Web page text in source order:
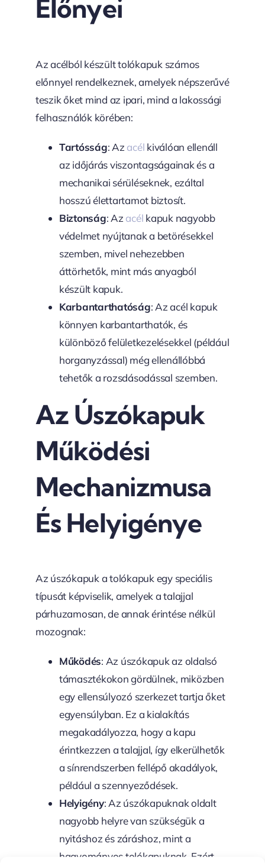
Előnyei
Az acélból készült tolókapuk számos
előnnyel rendelkeznek, amelyek népszerűvé
teszik őket mind az ipari, mind a lakossági
felhasználók körében:
Tartósság: Az acél kiválóan ellenáll
az időjárás viszontagságainak és a
mechanikai sérüléseknek, ezáltal
hosszú élettartamot biztosít.
Biztonság: Az acél kapuk nagyobb
védelmet nyújtanak a betörésekkel
szemben, mivel nehezebben
áttörhetők, mint más anyagból
készült kapuk.
Karbantarthatóság: Az acél kapuk
könnyen karbantarthatók, és
különböző felületkezelésekkel (például
horganyzással) még ellenállóbbá
tehetők a rozsdásodással szemben.
Az Úszókapuk
Működési
Mechanizmusa
És Helyigénye
Az úszókapuk a tolókapuk egy speciális
típusát képviselik, amelyek a talajjal
párhuzamosan, de annak érintése nélkül
mozognak:
Működés: Az úszókapuk az oldalsó
támasztékokon gördülnek, miközben
egy ellensúlyozó szerkezet tartja őket
egyensúlyban. Ez a kialakítás
megakadályozza, hogy a kapu
érintkezzen a talajjal, így elkerülhetők
a sínrendszerben fellépő akadályok,
például a szennyeződések.
Helyigény: Az úszókapuknak oldalt
nagyobb helyre van szükségük a
nyitáshoz és záráshoz, mint a
hagyományos tolókapuknak. Ezért